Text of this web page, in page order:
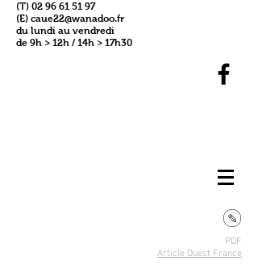
(T) 02 96 61 51 97
(E) caue22@wanadoo.fr
du lundi au vendredi
de 9h > 12h / 14h > 17h30
PDF
Article Ouest France